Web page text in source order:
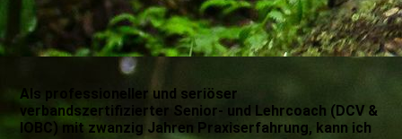
Als professioneller und seriöser
verbandszertifizierter Senior- und Lehrcoach (DCV &
IOBC) mit zwanzig Jahren Praxiserfahrung, kann ich